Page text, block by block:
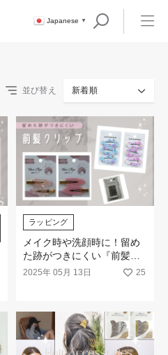
Japanese ▼
並び替え 新着順
ラッピング
メイク時や洗顔時に！留め
た跡がつきにくい『前髪ク
リップ』や『スリーピン』
2025年 05月 13日 25